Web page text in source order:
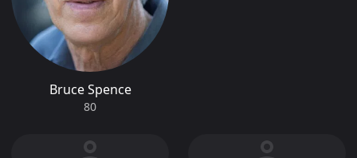
Bruce Spence
80